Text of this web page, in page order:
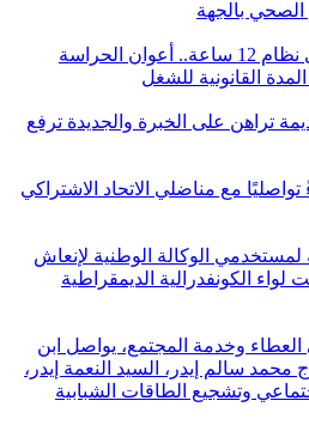
الصحي بالجهة
صدور قانون جديد يُنهي نظام 12 ساعة.. أعوان الحراسة
القانونية للشغل
تراهن على الخبرة والجديدة ترفع
مع مناضلي الاتحاد الاشتراكي
لمستخدمي الوكالة الوطنية لإنعاش
لواء الكونفدرالية الديمقراطية
العطاء وخدمة المجتمع، يواصل ابن
محمد سالم إيدر، السيد النعمة إيدر،
وتشجيع الطاقات الشبابية